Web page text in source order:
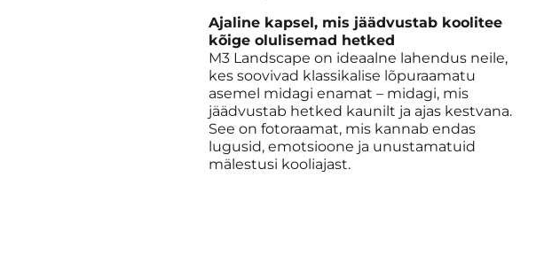
Ajaline kapsel, mis jäädvustab koolitee
kõige olulisemad hetked
M3 Landscape on ideaalne lahendus neile,
kes soovivad klassikalise lõpuraamatu
asemel midagi enamat – midagi, mis
jäädvustab hetked kaunilt ja ajas kestvana.
See on fotoraamat, mis kannab endas
lugusid, emotsioone ja unustamatuid
mälestusi kooliajast.